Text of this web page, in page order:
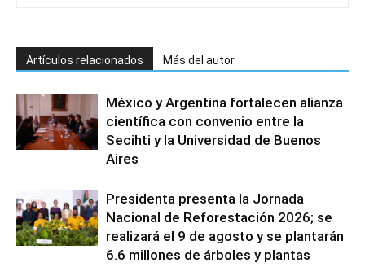
Artículos relacionados Más del autor
México y Argentina fortalecen alianza
científica con convenio entre la
Secihti y la Universidad de Buenos
Aires
Presidenta presenta la Jornada
Nacional de Reforestación 2026; se
realizará el 9 de agosto y se plantarán
6.6 millones de árboles y plantas